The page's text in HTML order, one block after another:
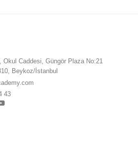
Okul Caddesi, Güngör Plaza No:21
Beykoz/İstanbul
43